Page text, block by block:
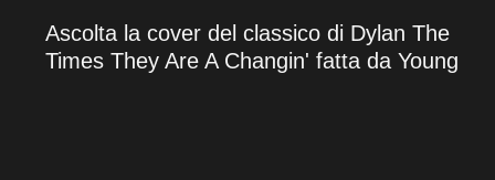
Ascolta la cover del classico di Dylan The
Times They Are A Changin' fatta da Young